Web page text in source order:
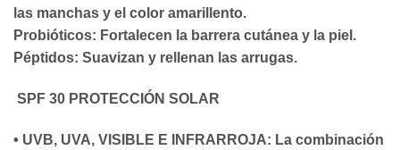
las manchas y el color amarillento.
Probióticos: Fortalecen la barrera cutánea y la piel.
Péptidos: Suavizan y rellenan las arrugas.
SPF 30 PROTECCIÓN SOLAR
• UVB, UVA, VISIBLE E INFRARROJA: La combinación